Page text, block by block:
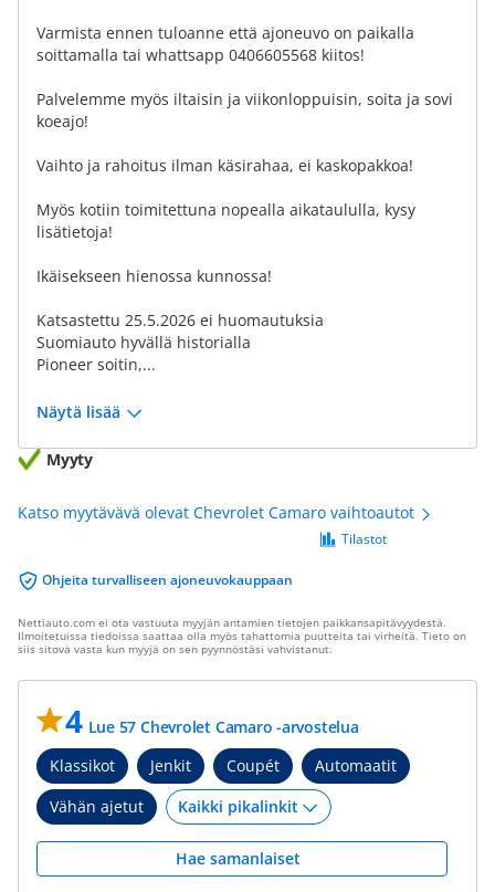
Varmista ennen tuloanne että ajoneuvo on paikalla
soittamalla tai whattsapp 0406605568 kiitos!
Palvelemme myös iltaisin ja viikonloppuisin, soita ja sovi
koeajo!
Vaihto ja rahoitus ilman käsirahaa, ei kaskopakkoa!
Myös kotiin toimitettuna nopealla aikataululla, kysy
lisätietoja!
Ikäisekseen hienossa kunnossa!
Katsastettu 25.5.2026 ei huomautuksia
Suomiauto hyvällä historialla
Pioneer soitin,...
Näytä lisää
Myyty
Katso myytävävä olevat Chevrolet Camaro vaihtoautot
Ohjeita turvalliseen ajoneuvokauppaan
Tilastot
Nettiauto.com ei ota vastuuta myyjän antamien tietojen paikkansapitävyydestä.
Ilmoitetuissa tiedoissa saattaa olla myös tahattomia puutteita tai virheitä. Tieto on
siis sitova vasta kun myyjä on sen pyynnöstäsi vahvistanut.
4 Lue 57 Chevrolet Camaro -arvostelua
Klassikot
Jenkit Coupét
Automaatit
Vähän ajetut
Hae samanlaiset